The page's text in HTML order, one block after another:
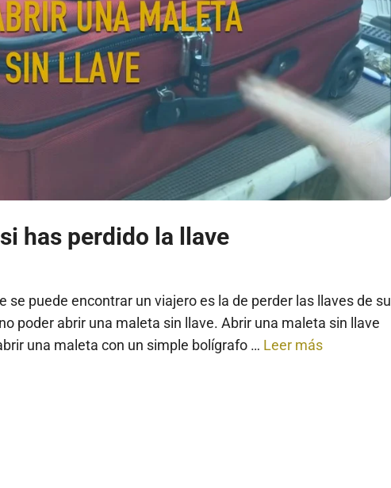
has perdido la llave
se puede encontrar un viajero es la de perder las llaves de su
poder abrir una maleta sin llave. Abrir una maleta sin llave
una maleta con un simple bolígrafo … Leer más